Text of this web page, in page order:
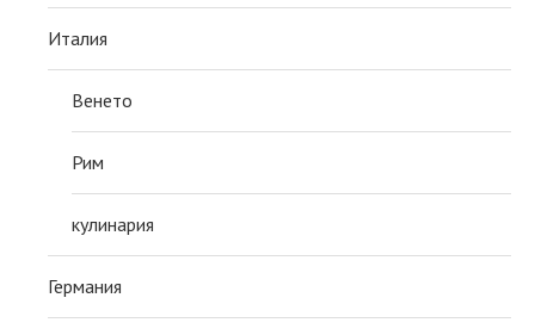
Италия
Венето
Рим
кулинария
Германия